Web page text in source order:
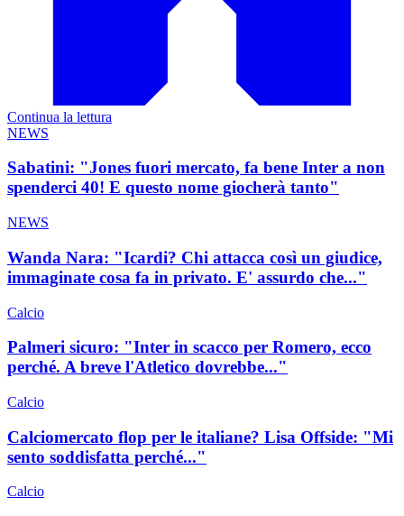
Continua la lettura
NEWS
Sabatini: "Jones fuori mercato, fa bene Inter a non
spenderci 40! E questo nome giocherà tanto"
NEWS
Wanda Nara: "Icardi? Chi attacca così un giudice,
immaginate cosa fa in privato. E' assurdo che..."
Calcio
Palmeri sicuro: "Inter in scacco per Romero, ecco
perché. A breve l'Atletico dovrebbe..."
Calcio
Calciomercato flop per le italiane? Lisa Offside: "Mi
sento soddisfatta perché..."
Calcio